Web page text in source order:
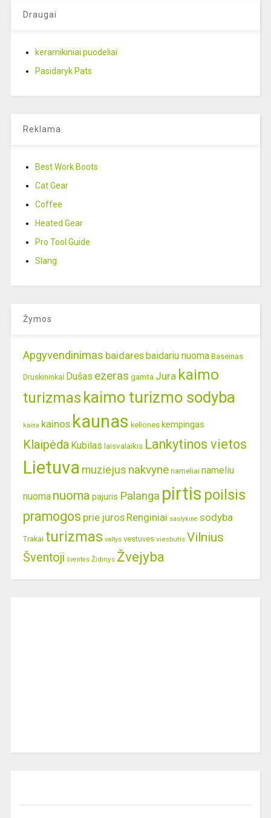
Draugai
keramikiniai puodeliai
Pasidaryk Pats
Reklama
Best Work Boots
Cat Gear
Coffee
Heated Gear
Pro Tool Guide
Slang
Žymos
Apgyvendinimas baidaresbaidariu nuoma Baseinas
Druskininkai Dušas ezeras gamta Jura kaimo
turizmas kaimo turizmo sodyba
kaina kainos kaunas keliones kempingas
Klaipėda Kubilas laisvalaikis Lankytinos vietos
Lietuva muziejus nakvyne nameliai nameliu
nuoma nuoma pajuris Palanga pirtis poilsis
pramogos prie juros Renginiai saslykine sodyba
Trakai turizmas valtys vestuves viesbutis Vilnius
Šventoji šventės Židinys Žvejyba